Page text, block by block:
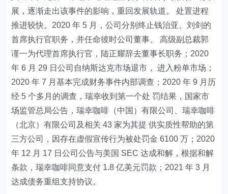
展，逐渐走出该事件的影响，重回发展轨道。 处置进程
推进较快。2020 年 5 月，公司分别终止钱治亚、刘剑的
首席执行官职务，并任命彼时公司董事、 高级副总裁郭
谨一为代理首席执行官，陆正耀辞去董事长职务；2020
年 6 月 29 日公司自纳斯达克市场退市， 进入粉单市场；
2020 年 7 月基本完成财务事件内部调查；2020 年 9 月历
经 5 个多月的调查，瑞幸收到第一个处 罚结果，国家市
场监管总局公告，瑞幸咖啡（中国）有限公司、瑞幸咖啡
（北京）有限公司及相关 43 家为其提 供实质性帮助的第
三方公司，因存在虚假宣传行为被处罚金 6100 万；2020
年 12 月 17 日公司公告与美国 SEC 达成和解，根据和解
条款，瑞幸咖啡同意支付 1.8 亿美元罚款；2021 年 3 月
达成债务重组支持协议。